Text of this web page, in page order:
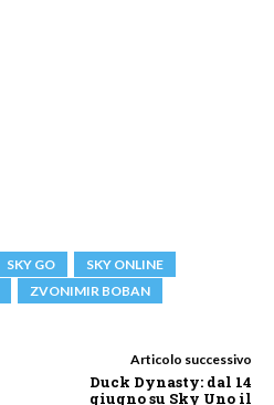
SKY GO
SKY ONLINE
ZVONIMIR BOBAN
Articolo successivo
Duck Dynasty: dal 14
giugno su Sky Uno il